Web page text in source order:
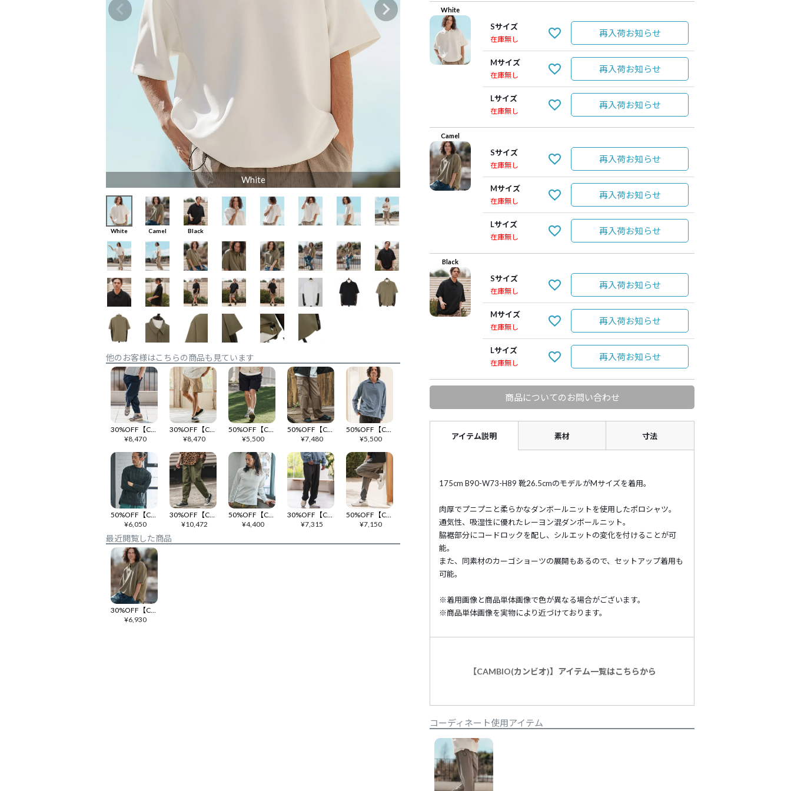
White Camel
White Camel Black
他のお客様はこちらの商品も見ています
30%OFF【CAMBIO(カンビオ)】シャドーストライプカーブパンツ(BP-BES0040)
¥8,470
30%OFF【CAMBIO(カンビオ)】リブラインショートパンツ(BP-BFS0089)
¥8,470
50%OFF【CAMBIO(カンビオ)】ダンボールニットテックカーゴショーツ(BP-BES0039)
¥5,500
50%OFF【CAMBIO(カンビオ)】ワイドストレートフレンチミリタリーパンツ(BP-BEA0065)
¥7,480
50%OFF【CAMBIO(カンビオ)】スキッパープルオーバーシャツ(BP-BDA0016)
¥5,500
50%OFF【CAMBIO(カンビオ)】バンドカラーチェックプルオーバーシャツ(BP-BDA0007)
¥6,050
30%OFF【CAMBIO(カンビオ)】ナイロンテーパードガーデニングパンツ(HLCM0187)
¥10,472
50%OFF【CAMBIO(カンビオ)】ヘンリーサーマルLSカットソー(BP-BDA0010)
¥4,400
30%OFF【CAMBIO(カンビオ)】カルゼワイドパンツ(HLCM0259)
¥7,315
50%OFF【CAMBIO(カンビオ)】裾リブダンボールパンツ(BP-BES0042)
¥7,150
最近閲覧した商品
30%OFF【CAMBIO(カンビオ)】ダンボールニットテックポロシャツ(BP-BES0038)
¥6,930
White
Sサイズ
在庫無し
再入荷お知らせ
Mサイズ
在庫無し
再入荷お知らせ
Lサイズ
在庫無し
再入荷お知らせ
Camel
Sサイズ
在庫無し
再入荷お知らせ
Mサイズ
在庫無し
再入荷お知らせ
Lサイズ
在庫無し
再入荷お知らせ
Black
Sサイズ
在庫無し
再入荷お知らせ
Mサイズ
在庫無し
再入荷お知らせ
Lサイズ
在庫無し
再入荷お知らせ
商品についてのお問い合わせ
アイテム説明 素材 寸法
175cm B90-W73-H89 靴26.5cmのモデルがMサイズを着用。
肉厚でプニプニと柔らかなダンボールニットを使用したポロシャツ。
通気性、吸湿性に優れたレーヨン混ダンボールニット。
脇裾部分にコードロックを配し、シルエットの変化を付けることが可
能。
また、同素材のカーゴショーツの展開もあるので、セットアップ着用も
可能。
※着用画像と商品単体画像で色が異なる場合がございます。
※商品単体画像を実物により近づけております。
【CAMBIO(カンビオ)】アイテム一覧はこちらから
コーディネート使用アイテム